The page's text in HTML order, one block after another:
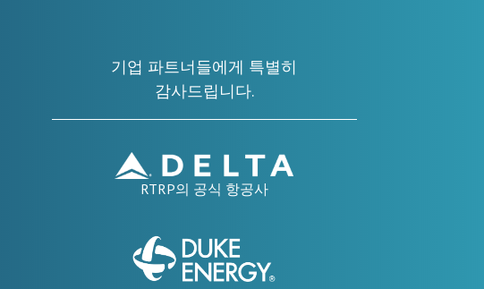
기업 파트너들에게 특별히
감사드립니다.
RTRP의 공식 항공사